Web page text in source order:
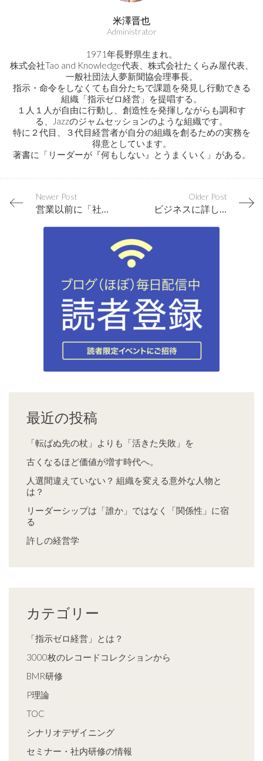
米澤晋也
Administrator
1971年長野県生まれ。
株式会社Tao and Knowledge代表、株式会社たくらみ屋代表、
一般社団法人夢新聞協会理事長。
指示・命令をしなくても自分たちで課題を発見し行動できる
組織「指示ゼロ経営」を提唱する。
１人１人が自由に行動し、創造性を発揮しながらも調和す
る、Jazzのジャムセッションのような組織です。
特に２代目、３代目経営者が自分の組織を創るための実務を
得意としています。
著書に「リーダーが『何もしない』とうまくいく」がある。
Newer Post Older Post
最近の投稿
「転ばぬ先の杖」よりも「活きた失敗」を
古くなるほど価値が増す時代へ。
人選間違えていない？ 組織を変える意外な人物と
は？
リーダーシップは「誰か」ではなく「関係性」に宿
る
許しの経営学
カテゴリー
「指示ゼロ経営」とは？
3000枚のレコードコレクションから
BMR研修
P理論
TOC
シナリオデザイニング
セミナー・社内研修の情報